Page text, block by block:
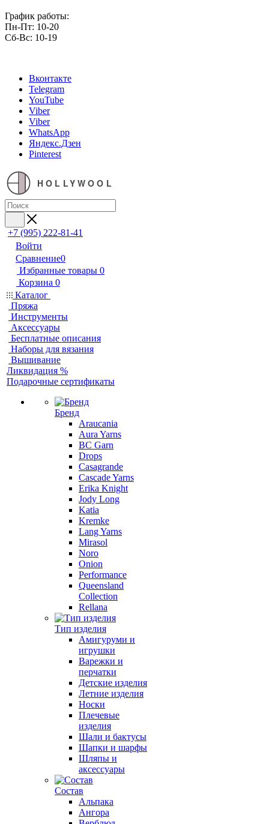
График работы:
Пн-Пт: 10-20
Сб-Вс: 10-19
Вконтакте
Telegram
YouTube
Viber
Viber
WhatsApp
Яндекс.Дзен
Pinterest
HOLLYWOOL
+7 (995) 222-81-41
Войти
Сравнение0
Избранные товары 0
Корзина 0
Каталог
Пряжа
Инструменты
Аксессуары
Бесплатные описания
Наборы для вязания
Вышивание
Ликвидация %
Подарочные сертификаты
Бренд
Araucania
Aura Yarns
BC Garn
Drops
Casagrande
Cascade Yarns
Erika Knight
Jody Long
Katia
Kremke
Lang Yarns
Mirasol
Noro
Onion
Performance
Queensland
Collection
Rellana
Тип изделия
Амигуруми и
игрушки
Варежки и
перчатки
Детские изделия
Летние изделия
Носки
Плечевые
изделия
Шали и бактусы
Шапки и шарфы
Шляпы и
аксессуары
Состав
Альпака
Ангора